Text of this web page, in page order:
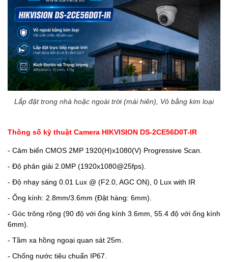
Lắp đặt trong nhà hoặc ngoài trời (mái hiên), Vỏ bằng kim loại
Thông số kỹ thuật Camera HIKVISION DS-2CE56D0T-IR
- Cảm biến CMOS 2MP 1920(H)x1080(V) Progressive Scan.
- Độ phân giải 2.0MP (1920x1080@25fps).
- Độ nhạy sáng 0.01 Lux @ (F2.0, AGC ON), 0 Lux with IR
- Ống kính: 2.8mm/3.6mm (Đặt hàng: 6mm).
- Góc trông rộng (90 độ với ống kính 3.6mm, 55.4 độ với ống kính
6mm).
- Tầm xa hồng ngoại quan sát 25m.
- Chống nước tiêu chuẩn IP67.